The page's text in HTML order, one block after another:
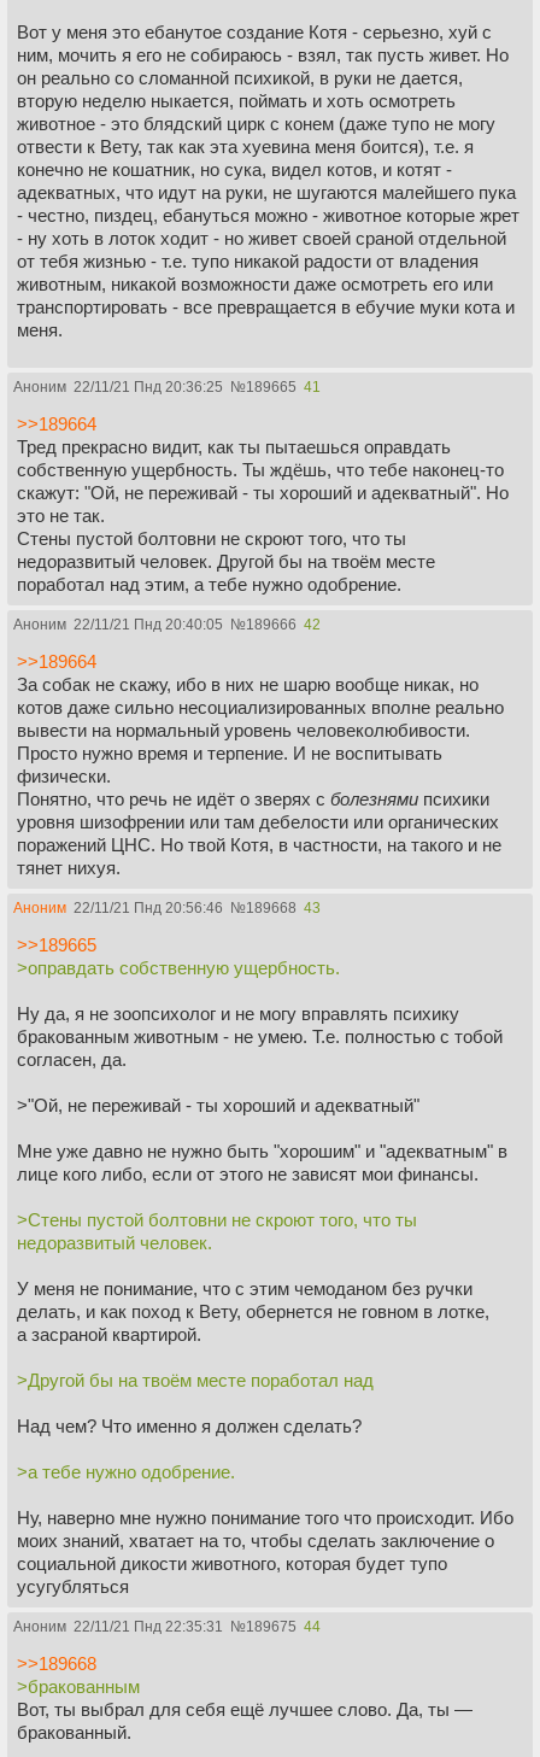
Вот у меня это ебанутое создание Котя - серьезно, хуй с
ним, мочить я его не собираюсь - взял, так пусть живет. Но
он реально со сломанной психикой, в руки не дается,
вторую неделю ныкается, поймать и хоть осмотреть
животное - это блядский цирк с конем (даже тупо не могу
отвести к Вету, так как эта хуевина меня боится), т.е. я
конечно не кошатник, но сука, видел котов, и котят -
адекватных, что идут на руки, не шугаются малейшего пука
- честно, пиздец, ебануться можно - животное которые жрет
- ну хоть в лоток ходит - но живет своей сраной отдельной
от тебя жизнью - т.е. тупо никакой радости от владения
животным, никакой возможности даже осмотреть его или
транспортировать - все превращается в ебучие муки кота и
меня.
т.е., все просто, взял не социализированного, неправильно
выращенного, не племенного разведения кота - ебанный
род, ну блять, аж пиздец досада. Жалко утилизировать,
мол животинка, мол сам взял - никто не тянул, и жизни с
ним не будет, ибо бесконтактное, ныкающееся чмо нахуй не
нужно
Аноним 22/11/21 Пнд 20:36:25 №189665 41
>>189664
Тред прекрасно видит, как ты пытаешься оправдать
собственную ущербность. Ты ждёшь, что тебе наконец-то
скажут: "Ой, не переживай - ты хороший и адекватный". Но
это не так.
Стены пустой болтовни не скроют того, что ты
недоразвитый человек. Другой бы на твоём месте
поработал над этим, а тебе нужно одобрение.
Аноним 22/11/21 Пнд 20:40:05 №189666 42
>>189664
За собак не скажу, ибо в них не шарю вообще никак, но
котов даже сильно несоциализированных вполне реально
вывести на нормальный уровень человеколюбивости.
Просто нужно время и терпение. И не воспитывать
физически.
Понятно, что речь не идёт о зверях с болезнями психики
уровня шизофрении или там дебелости или органических
поражений ЦНС. Но твой Котя, в частности, на такого и не
тянет нихуя.
Аноним 22/11/21 Пнд 20:56:46 №189668 43
>>189665
>оправдать собственную ущербность.
Ну да, я не зоопсихолог и не могу вправлять психику
бракованным животным - не умею. Т.е. полностью с тобой
согласен, да.
>"Ой, не переживай - ты хороший и адекватный"
Мне уже давно не нужно быть "хорошим" и "адекватным" в
лице кого либо, если от этого не зависят мои финансы.
>Стены пустой болтовни не скроют того, что ты
недоразвитый человек.
У меня не понимание, что с этим чемоданом без ручки
делать, и как поход к Вету, обернется не говном в лотке,
а засраной квартирой.
>Другой бы на твоём месте поработал над
Над чем? Что именно я должен сделать?
>а тебе нужно одобрение.
Ну, наверно мне нужно понимание того что происходит. Ибо
моих знаний, хватает на то, чтобы сделать заключение о
социальной дикости животного, которая будет тупо
усугубляться
Аноним 22/11/21 Пнд 22:35:31 №189675 44
>>189668
>бракованным
Вот, ты выбрал для себя ещё лучшее слово. Да, ты —
бракованный.